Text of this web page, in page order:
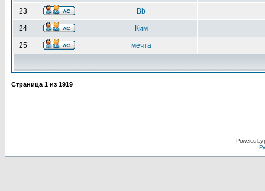
23 Bb
24 Ким
25 мечта
Страница 1 из 1919
Powered by